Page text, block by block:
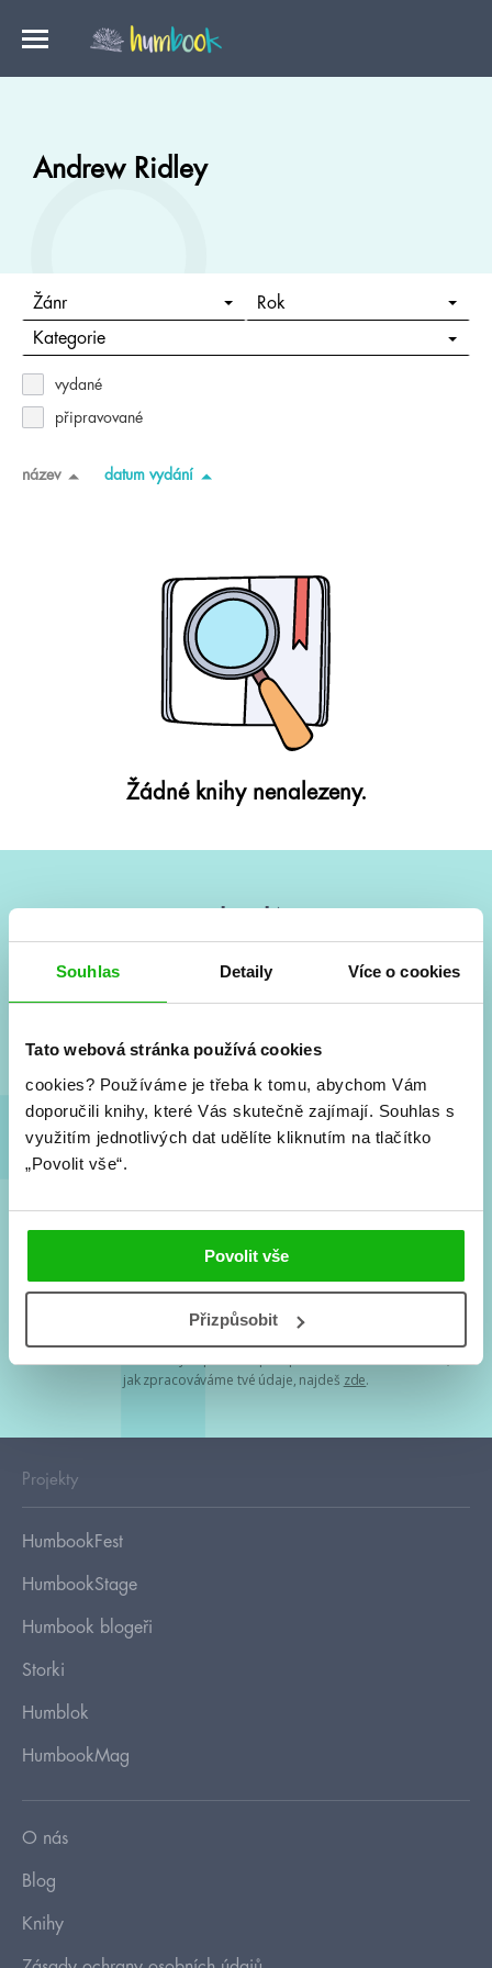
Souhlas Detaily Více o cookies
Tato webová stránka používá cookies
cookies? Používáme je třeba k tomu, abychom Vám
doporučili knihy, které Vás skutečně zajímají. Souhlas s
využitím jednotlivých dat udělíte kliknutím na tlačítko
„Povolit vše“.
Povolit vše
Přizpůsobit
Andrew Ridley
Žánr Rok
Kategorie
vydané
připravované
název datum vydání
Žádné knihy nenalezeny.
Vše kolem #youngadult každý měsíc rovnou do mailu!
a seriálové adaptace a další.
Souhlasím spodmínkami zpracování osobních údajů
Tvá e-mailová adresa je u nás v bezpečí. Přečti si
jak zpracováváme tvé údaje, najdeš zde.
Projekty
HumbookFest
HumbookStage
Humbook blogeři
Storki
Humblok
HumbookMag
O nás
Blog
Knihy